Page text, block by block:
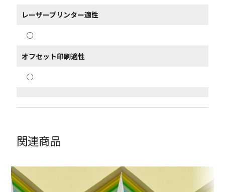
レーザープリンター適性
○
オフセット印刷適性
○
関連商品